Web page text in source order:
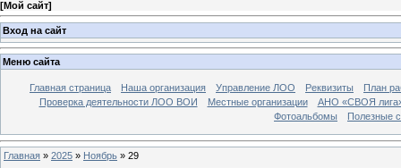
[Мой сайт]
Вход на сайт
Меню сайта
Главная страница Наша организация Управление ЛОО Реквизиты
План
Проверка деятельности ЛОО ВОИ
Местные организации
АНО «СВОЯ
Фотоальбомы
Полезные
Главная » 2025 » Ноябрь » 29